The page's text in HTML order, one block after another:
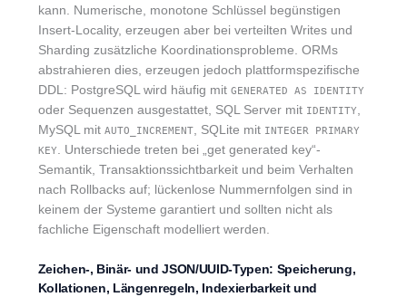
kann. Numerische, monotone Schlüssel begünstigen
Insert-Locality, erzeugen aber bei verteilten Writes und
Sharding zusätzliche Koordinationsprobleme. ORMs
abstrahieren dies, erzeugen jedoch plattformspezifische
DDL: PostgreSQL wird häufig mit GENERATED AS IDENTITY
oder Sequenzen ausgestattet, SQL Server mit IDENTITY,
MySQL mit AUTO_INCREMENT, SQLite mit INTEGER PRIMARY
KEY. Unterschiede treten bei „get generated key“-
Semantik, Transaktionssichtbarkeit und beim Verhalten
nach Rollbacks auf; lückenlose Nummernfolgen sind in
keinem der Systeme garantiert und sollten nicht als
fachliche Eigenschaft modelliert werden.
Zeichen-, Binär- und JSON/UUID-Typen: Speicherung,
Kollationen, Längenregeln, Indexierbarkeit und